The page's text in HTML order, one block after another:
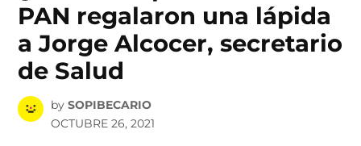
PAN regalaron una lápida
a Jorge Alcocer, secretario
de Salud
by SOPIBECARIO
OCTUBRE 26, 2021